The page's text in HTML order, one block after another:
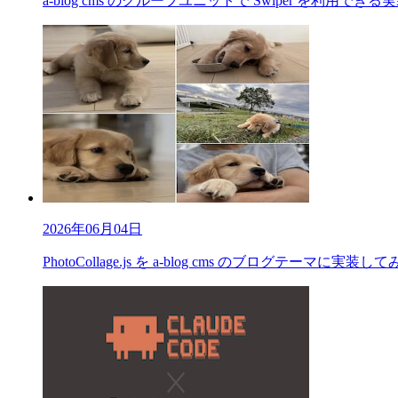
2026年06月04日
PhotoCollage.js を a-blog cms のブログテーマに実装して